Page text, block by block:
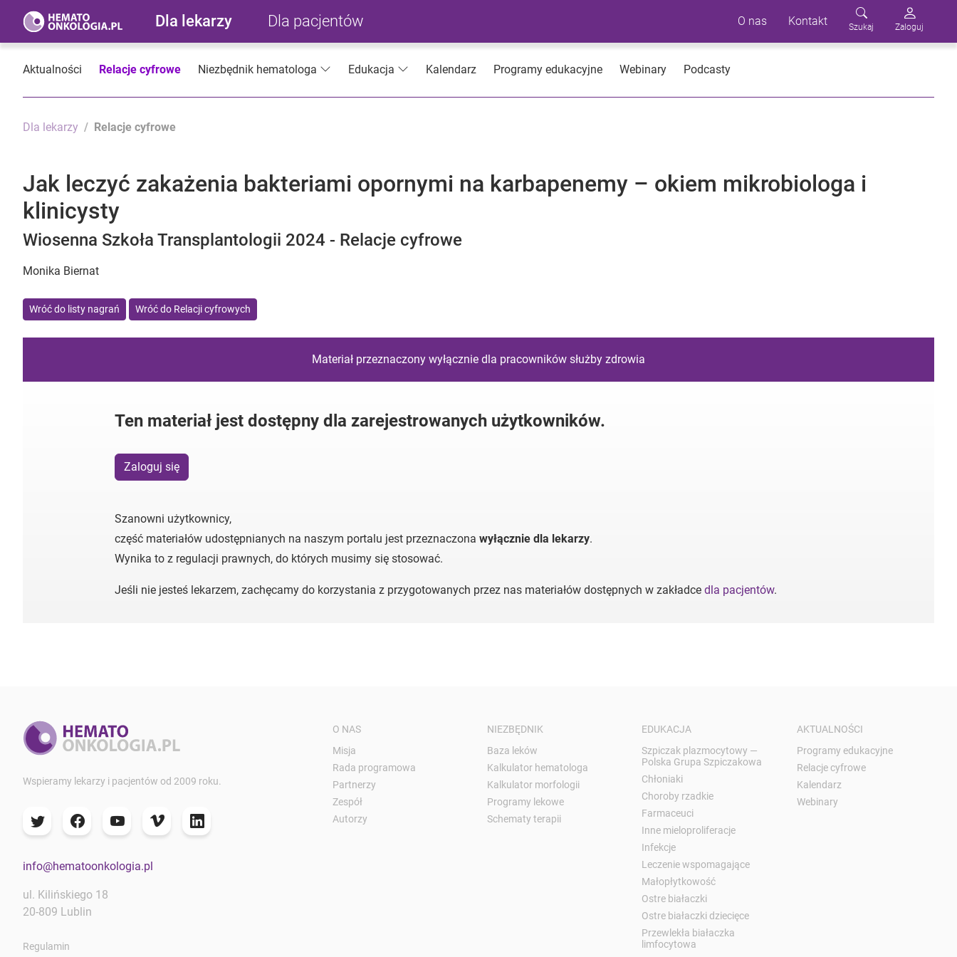
Dla lekarzy Dla pacjentów O nas Kontakt Szukaj Zaloguj
Aktualności Relacje cyfrowe Niezbędnik hematologa Edukacja Kalendarz Programy edukacyjne Webinary Podcasty
Dla lekarzy Relacje cyfrowe
Jak leczyć zakażenia bakteriami opornymi na karbapenemy – okiem mikrobiologa i
klinicysty
Wiosenna Szkoła Transplantologii 2024 - Relacje cyfrowe
Monika Biernat
Wróć do listy nagrań Wróć do Relacji cyfrowych
Materiał przeznaczony wyłącznie dla pracowników służby zdrowia
Ten materiał jest dostępny dla zarejestrowanych użytkowników.
Zaloguj się
Szanowni użytkownicy,
część materiałów udostępnianych na naszym portalu jest przeznaczona wyłącznie dla lekarzy.
Wynika to z regulacji prawnych, do których musimy się stosować.
Jeśli nie jesteś lekarzem, zachęcamy do korzystania z przygotowanych przez nas materiałów dostępnych w zakładce dla pacjentów.
Wspieramy lekarzy i pacjentów od 2009 roku.
info@hematoonkologia.pl
ul. Kilińskiego 18
20-809 Lublin
Regulamin
O NAS
Misja
Rada programowa
Partnerzy
Zespół
Autorzy
NIEZBĘDNIK
Baza leków
Kalkulator hematologa
Kalkulator morfologii
Programy lekowe
Schematy terapii
EDUKACJA
Szpiczak plazmocytowy —
Polska Grupa Szpiczakowa
Chłoniaki
Choroby rzadkie
Farmaceuci
Inne mieloproliferacje
Infekcje
Leczenie wspomagające
Małopłytkowość
Ostre białaczki
Ostre białaczki dziecięce
Przewlekła białaczka
limfocytowa
AKTUALNOŚCI
Programy edukacyjne
Relacje cyfrowe
Kalendarz
Webinary